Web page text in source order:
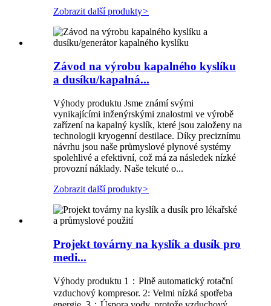
Zobrazit další produkty>
Závod na výrobu kapalného kyslíku
a dusíku/kapalná...
Výhody produktu Jsme známí svými
vynikajícími inženýrskými znalostmi ve výrobě
zařízení na kapalný kyslík, které jsou založeny na
technologii kryogenní destilace. Díky preciznímu
návrhu jsou naše průmyslové plynové systémy
spolehlivé a efektivní, což má za následek nízké
provozní náklady. Naše tekuté o...
Zobrazit další produkty>
Projekt továrny na kyslík a dusík pro
medi...
Výhody produktu 1：Plně automatický rotační
vzduchový kompresor. 2: Velmi nízká spotřeba